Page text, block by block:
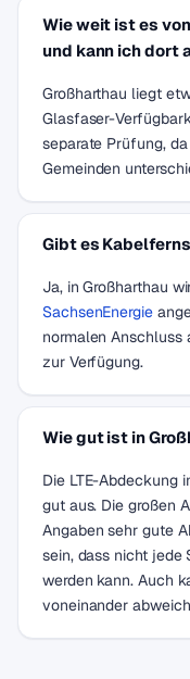
Wie weit ist es
und kann ich dort
Großharthau liegt
Glasfaser-
separate Prüfung,
Gemeinden
Gibt es
Ja, in Großharthau
SachsenEnergie
normalen Anschluss
zur Verfügung.
Wie gut ist in
Die LTE-Abdeckung
gut aus. Die großen
Angaben sehr gute
sein, dass nicht jede
werden kann. Auch
voneinander